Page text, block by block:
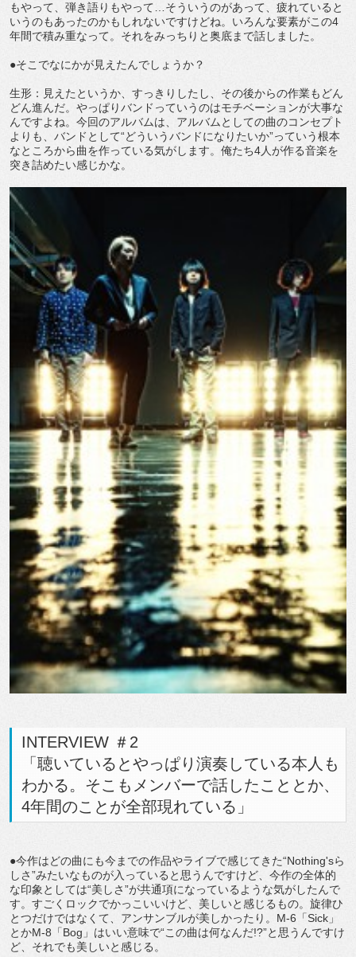
もやって、弾き語りもやって…そういうのがあって、疲れていると
いうのもあったのかもしれないですけどね。いろんな要素がこの4
年間で積み重なって。それをみっちりと奥底まで話しました。
●そこでなにかが見えたんでしょうか？
生形：見えたというか、すっきりしたし、その後からの作業もどん
どん進んだ。やっぱりバンドっていうのはモチベーションが大事な
んですよね。今回のアルバムは、アルバムとしての曲のコンセプト
よりも、バンドとして“どういうバンドになりたいか”っていう根本
なところから曲を作っている気がします。俺たち4人が作る音楽を
突き詰めたい感じかな。
INTERVIEW ＃2
「聴いているとやっぱり演奏している本人も
わかる。そこもメンバーで話したこととか、
4年間のことが全部現れている」
●今作はどの曲にも今までの作品やライブで感じてきた“Nothing'sら
しさ”みたいなものが入っていると思うんですけど、今作の全体的
な印象としては“美しさ”が共通項になっているような気がしたんで
す。すごくロックでかっこいいけど、美しいと感じるもの。旋律ひ
とつだけではなくて、アンサンブルが美しかったり。M-6「Sick」
とかM-8「Bog」はいい意味で“この曲は何なんだ!?”と思うんですけ
ど、それでも美しいと感じる。